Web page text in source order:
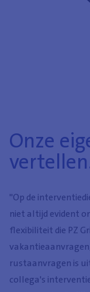
Onze
"Op de
niet altijd evident
flexibiliteit die PZ
rustaanvragen is
collega's